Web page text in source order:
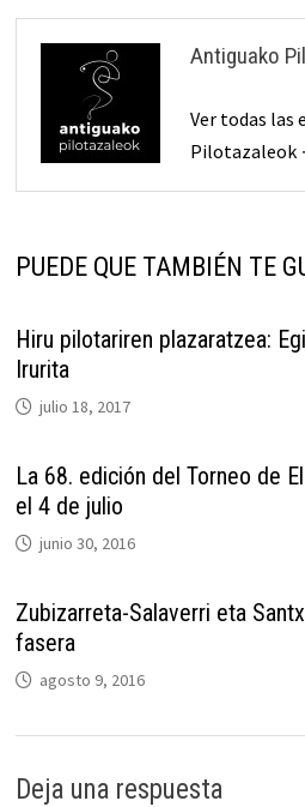
Antiguako
Ver todas las
Pilotazaleok
PUEDE QUE TAMBIÉN TE
Hiru pilotariren plazaratzea:
Irurita
julio 18, 2017
La 68. edición del Torneo de
el 4 de julio
junio 30, 2016
Zubizarreta-Salaverri eta
fasera
agosto 9, 2016
Deja una respuesta